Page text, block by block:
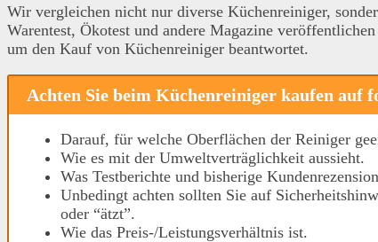
Wir vergleichen nicht nur diverse Küchenreiniger,
Warentest, Ökotest und andere Magazine
um den Kauf von Küchenreiniger beantwortet.
Achten Sie beim Küchenreiniger kaufen auf
Darauf, für welche Oberflächen der Reiniger
Wie es mit der Umweltverträglichkeit aussieht.
Was Testberichte und bisherige
Unbedingt achten sollten Sie auf
oder “ätzt”.
Wie das Preis-/Leistungsverhältnis ist.